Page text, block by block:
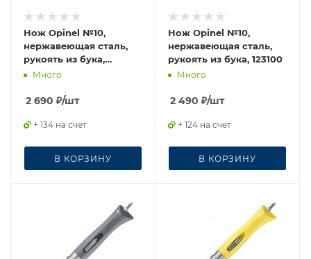
Нож Opinel №10,
нержавеющая сталь,
рукоять из бука,
блистер, 001255
Много
2 690 ₽/шт
+ 134 на счет
В КОРЗИНУ
Нож Opinel №10,
нержавеющая сталь,
рукоять из бука, 123100
Много
2 490 ₽/шт
+ 124 на счет
В КОРЗИНУ